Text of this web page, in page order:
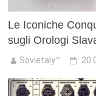
Le Iconiche
sugli Orologi
Sovietaly™ 20